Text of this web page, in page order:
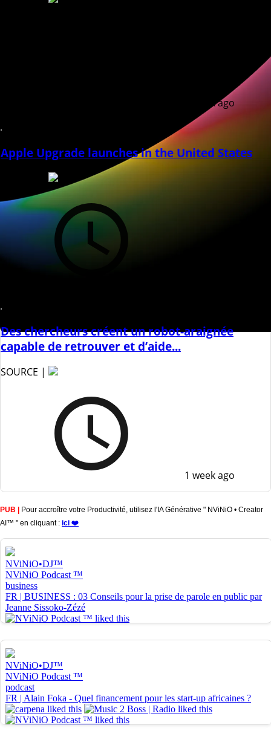
1 week ago
Apple Upgrade launches in the United States
Des chercheurs créent un robot-araignée
capable de retrouver et d’aide...
SOURCE |
1 week ago
PUB |
Pour accroître votre Productivité, utilisez l'IA Générative " NViNiO • Creator
AI™ " en cliquant : ici ❤️